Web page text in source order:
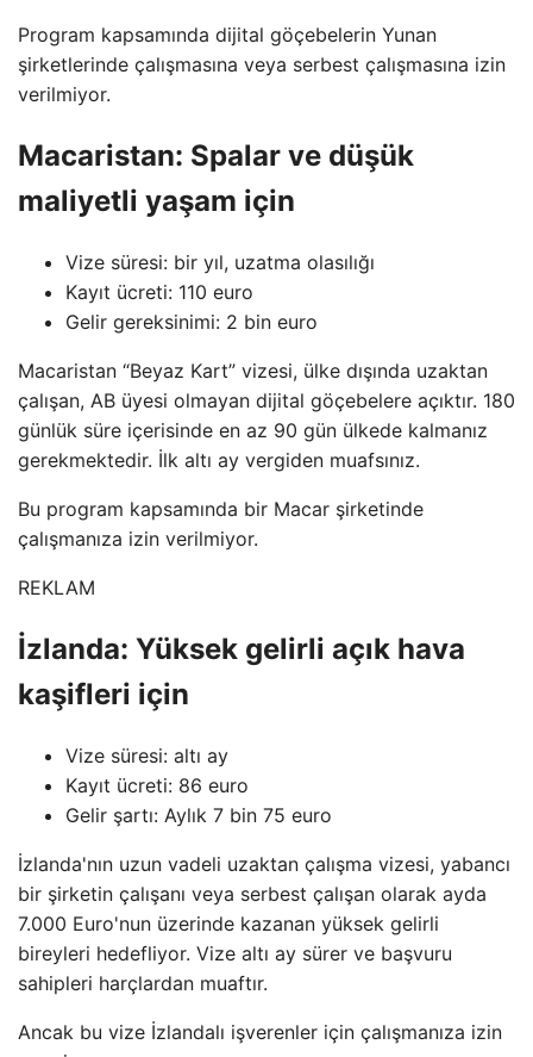
Program kapsamında dijital göçebelerin Yunan
şirketlerinde çalışmasına veya serbest çalışmasına izin
verilmiyor.
Macaristan: Spalar ve düşük
maliyetli yaşam için
Vize süresi: bir yıl, uzatma olasılığı
Kayıt ücreti: 110 euro
Gelir gereksinimi: 2 bin euro
Macaristan “Beyaz Kart” vizesi, ülke dışında uzaktan
çalışan, AB üyesi olmayan dijital göçebelere açıktır. 180
günlük süre içerisinde en az 90 gün ülkede kalmanız
gerekmektedir. İlk altı ay vergiden muafsınız.
Bu program kapsamında bir Macar şirketinde
çalışmanıza izin verilmiyor.
REKLAM
İzlanda: Yüksek gelirli açık hava
kaşifleri için
Vize süresi: altı ay
Kayıt ücreti: 86 euro
Gelir şartı: Aylık 7 bin 75 euro
İzlanda'nın uzun vadeli uzaktan çalışma vizesi, yabancı
bir şirketin çalışanı veya serbest çalışan olarak ayda
7.000 Euro'nun üzerinde kazanan yüksek gelirli
bireyleri hedefliyor. Vize altı ay sürer ve başvuru
sahipleri harçlardan muaftır.
Ancak bu vize İzlandalı işverenler için çalışmanıza izin